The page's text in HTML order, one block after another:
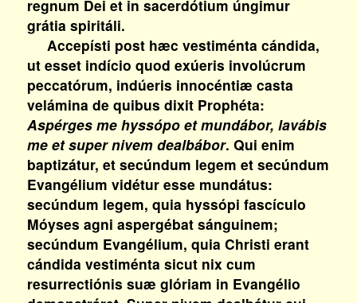
regnum Dei et in sacerdótium úngimur
grátia spiritáli.
Accepísti post hæc vestiménta cándida,
ut esset indício quod exúeris involúcrum
peccatórum, indúeris innocéntiæ casta
velámina de quibus dixit Prophéta:
Aspérges me hyssópo et mundábor, lavábis
me et super nivem dealbábor. Qui enim
baptizátur, et secúndum legem et secúndum
Evangélium vidétur esse mundátus:
secúndum legem, quia hyssópi fascículo
Móyses agni aspergébat sánguinem;
secúndum Evangélium, quia Christi erant
cándida vestiménta sicut nix cum
resurrectiónis suæ glóriam in Evangélio